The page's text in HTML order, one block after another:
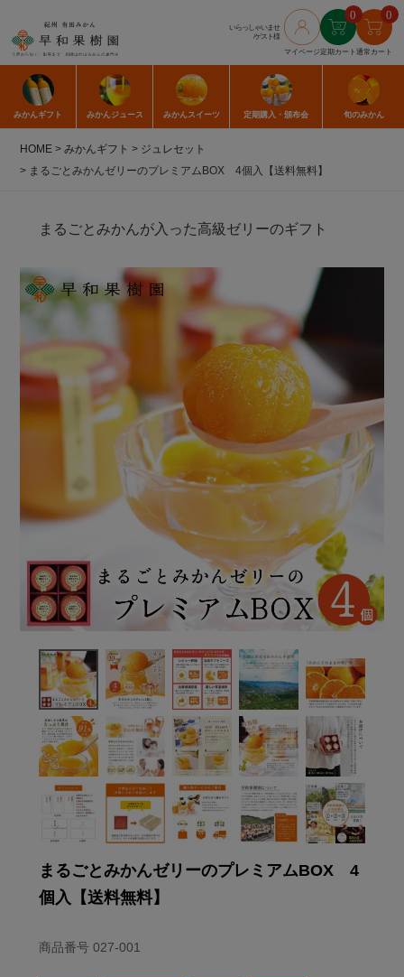
いらっしゃいませ
/ゲスト様
マイページ
0
定期カート
0
通常カート
みかんギフト みかんジュース みかんスイーツ 定期購入 ・頒布会 旬のみかん
HOME みかんギフト
ジュレセット
まるごとみかんゼリーのプレミアムBOX 4個入【送料無料】
まるごとみかんが入った高級ゼリーのギフト
まるごとみかんゼリーのプレミアムBOX 4
個入【送料無料】
商品番号 027-001